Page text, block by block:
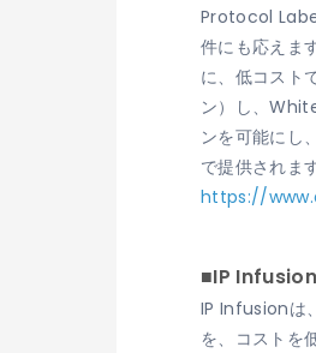
Protocol
件にも応えま
に、低コスト
ン）し、
ンを可能にし
で提供されます
https://
■IP
IP Infusionは
を、コストを